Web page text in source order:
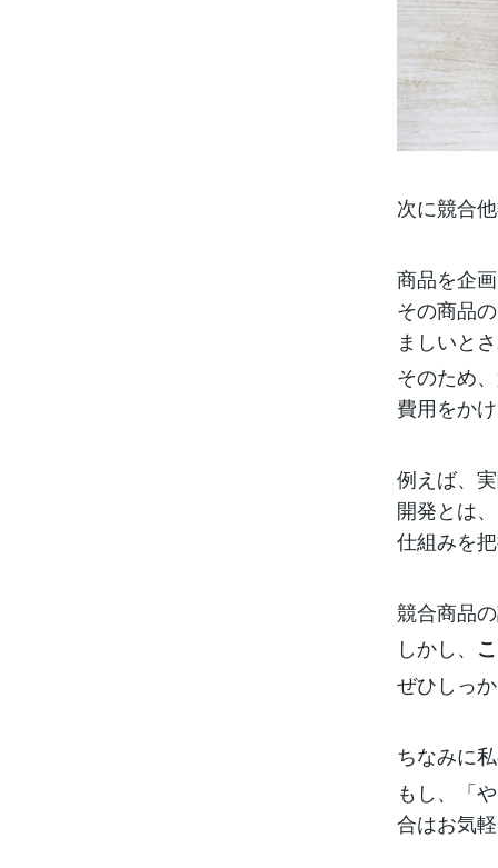
次に競合
商品を企
その商品
ましいと
そのため
費用をか
例えば、
開発とは
仕組みを
競合商品
しかし、
ぜひしっ
ちなみに
もし、「
合はお気